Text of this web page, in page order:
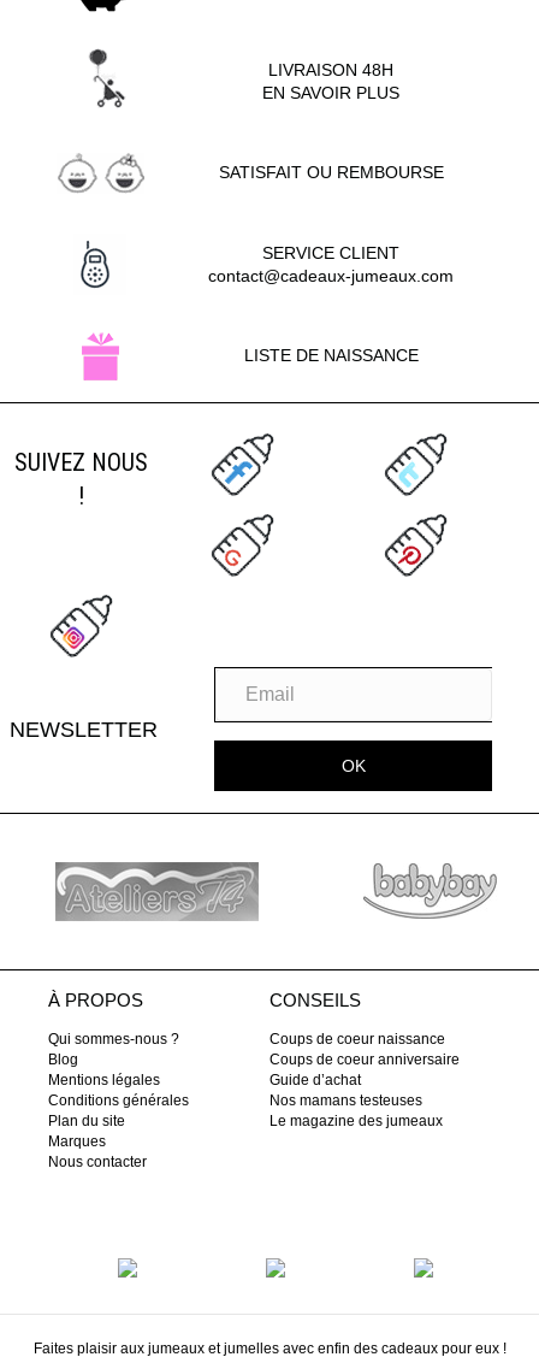
LIVRAISON 48H
EN SAVOIR PLUS
SATISFAIT OU REMBOURSE
SERVICE CLIENT
contact@cadeaux-jumeaux.com
LISTE DE NAISSANCE
SUIVEZ NOUS
!
NEWSLETTER
OK
À PROPOS
Qui sommes-nous ?
Blog
Mentions légales
Conditions générales
Plan du site
Marques
Nous contacter
CONSEILS
Coups de coeur naissance
Coups de coeur anniversaire
Guide d’achat
Nos mamans testeuses
Le magazine des jumeaux
Faites plaisir aux jumeaux et jumelles avec enfin des cadeaux pour eux !